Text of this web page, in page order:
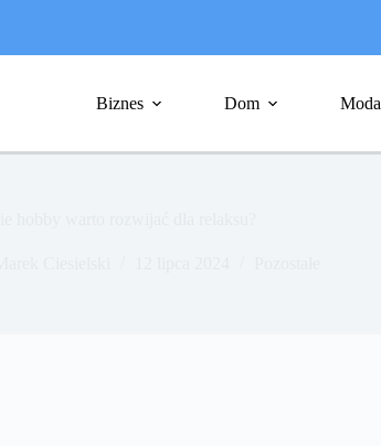
Biznes Dom Moda